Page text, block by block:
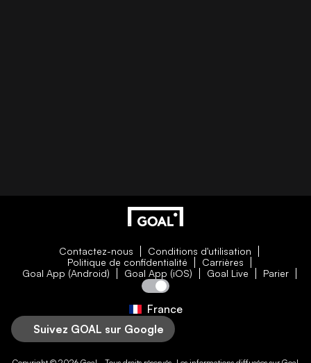
Contactez-nous
Conditions d'utilisation
Politique de confidentialité
Carrières
Goal App (Android)
Goal App (iOS) Goal Live Parier
France
Suivez GOAL sur Google